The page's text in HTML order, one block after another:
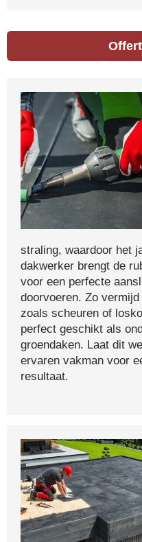
straling, waardoor het
dakwerker brengt de
voor een perfecte
doorvoeren. Zo
zoals scheuren of
perfect geschikt als
groendaken. Laat dit
ervaren vakman voor
resultaat.